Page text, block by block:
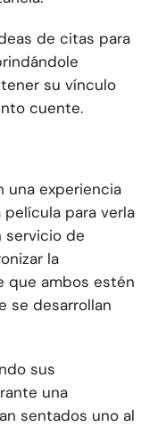
de citas para
su vínculo
cuente.
una experiencia
para verla
servicio de
la
que ambos estén
se desarrollan
sus
una
sentados uno al